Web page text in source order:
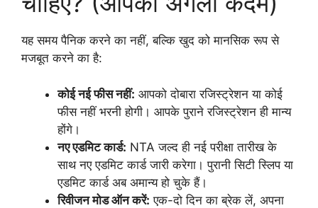
यह समय पैनिक करने का नहीं, बल्कि खुद को मानसिक रूप से
मजबूत करने का है:
कोई नई फीस नहीं: आपको दोबारा रजिस्ट्रेशन या कोई
फीस नहीं भरनी होगी। आपके पुराने रजिस्ट्रेशन ही मान्य
होंगे।
नए एडमिट कार्ड: NTA जल्द ही नई परीक्षा तारीख के
साथ नए एडमिट कार्ड जारी करेगा। पुरानी सिटी स्लिप या
एडमिट कार्ड अब अमान्य हो चुके हैं।
रिवीजन मोड ऑन करें: एक-दो दिन का ब्रेक लें, अपना